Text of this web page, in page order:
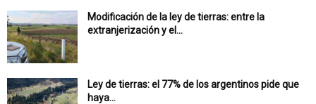
Modificación de la ley de tierras: entre la
extranjerización y el...
Ley de tierras: el 77% de los argentinos pide que
haya...